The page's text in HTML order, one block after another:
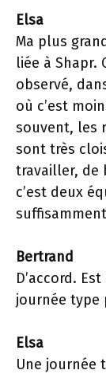
Elsa
Ma plus
liée à Shapr.
observé,
où c’est
souvent, les
sont très
travailler, de
c’est deux
Bertrand
D’accord.
journée type
Elsa
Une journée